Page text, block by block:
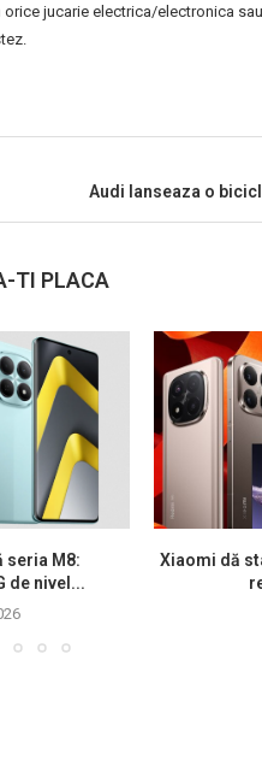
jucarie electrica/electronica
Audi lanseaza o
TI PLACA
seria M8:
de nivel...
Xiaomi dă